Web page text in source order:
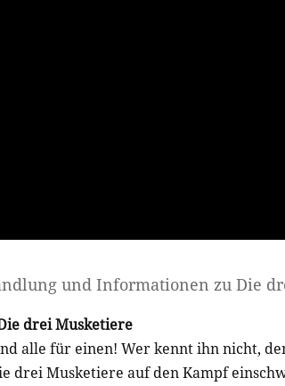
und Informationen zu Die
drei Musketiere
alle für einen! Wer kennt ihn nicht,
drei Musketiere auf den Kampf